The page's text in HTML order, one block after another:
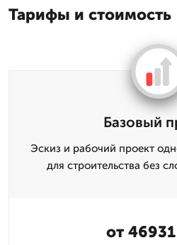
Тарифы и стоимость
Базовый
Эскиз и рабочий проект
для строительства без
от